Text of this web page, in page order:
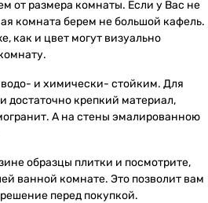
от размера комнаты. Если у Вас не
комната берем не большой кафель.
как и цвет могут визуально
и химически- стойким. Для
достаточно крепкий материал,
А на стены эмалированною
образцы плитки и посмотрите,
ванной комнате. Это позволит вам
перед покупкой.